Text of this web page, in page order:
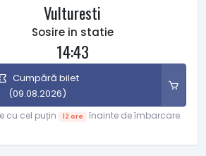
Vulturesti
Sosire in statie
14:43
Cumpără bilet
(09.08.2026)
cu cel puțin 12 ore înainte de îmbarcare.